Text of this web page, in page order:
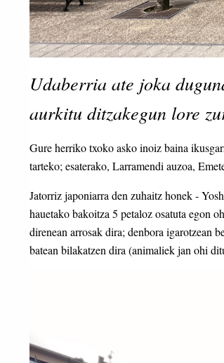
Udaberria ate joka
aurkitu ditzakegun lore
Gure herriko txoko asko inoiz baina
tarteko; esaterako, Larramendi auzoa,
Jatorriz japoniarra den zuhaitz honek -
hauetako bakoitza 5 petaloz osatuta egon
direnean arrosak dira; denbora igarotzean
batean bilakatzen dira (animaliek jan ohi